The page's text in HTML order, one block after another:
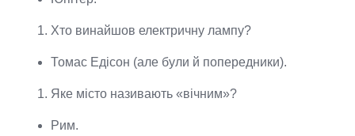
Хто винайшов електричну лампу?
Томас Едісон (але були й попередники).
Яке місто називають «вічним»?
Рим.